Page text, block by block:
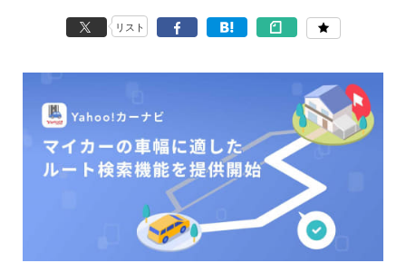
リスト